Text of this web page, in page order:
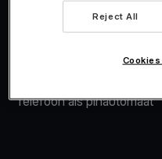
Merchant Advance
Telefoon als pinautomaat
Reject All